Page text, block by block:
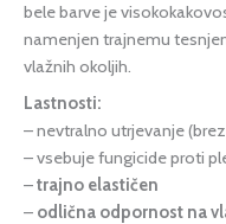
bele barve je
namenjen trajnemu
vlažnih okoljih.
Lastnosti:
– nevtralno utrjevanje
– vsebuje fungicide proti
–trajno elastičen
– odlična odpornost na